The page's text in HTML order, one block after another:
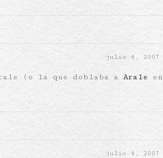
julio 4, 2007
(o la que doblaba a Arale en
julio 4, 2007